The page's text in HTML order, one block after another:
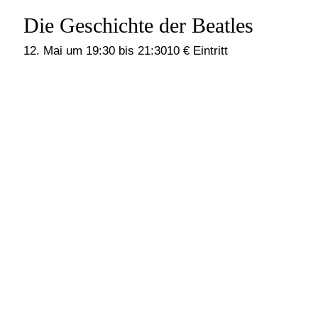
Die Geschichte der Beatles
12. Mai um 19:30 bis 21:3010 € Eintritt